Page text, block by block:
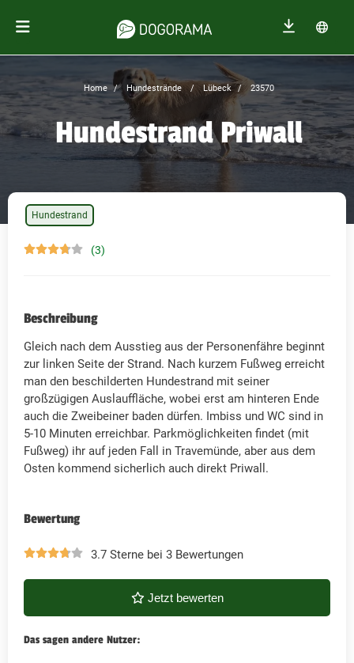
Home Hundestrände Lübeck 23570
Hundestrand Priwall
(3)
Hundestrand
Beschreibung
Gleich nach dem Ausstieg aus der Personenfähre beginnt
zur linken Seite der Strand. Nach kurzem Fußweg erreicht
man den beschilderten Hundestrand mit seiner
großzügigen Auslauffläche, wobei erst am hinteren Ende
auch die Zweibeiner baden dürfen. Imbiss und WC sind in
5-10 Minuten erreichbar. Parkmöglichkeiten findet (mit
Fußweg) ihr auf jeden Fall in Travemünde, aber aus dem
Osten kommend sicherlich auch direkt Priwall.
Bewertung
3.7 Sterne bei 3 Bewertungen
Jetzt bewerten
Das sagen andere Nutzer: